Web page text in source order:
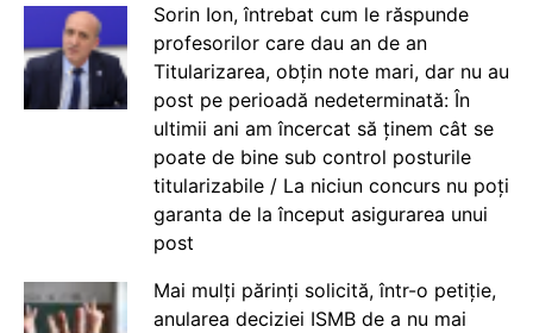
Sorin Ion, întrebat cum le răspunde
profesorilor care dau an de an
Titularizarea, obțin note mari, dar nu au
post pe perioadă nedeterminată: În
ultimii ani am încercat să ținem cât se
poate de bine sub control posturile
titularizabile / La niciun concurs nu poți
garanta de la început asigurarea unui
post
Mai mulți părinți solicită, într-o petiție,
anularea deciziei ISMB de a nu mai